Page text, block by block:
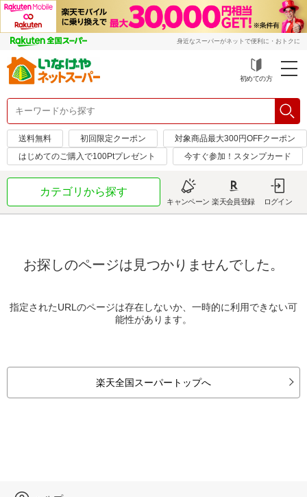
身近なスーパーがネットで便利に・おトクに
初めての方
送料無料 初回限定クーポン
対象商品最大300円OFFクーポン
はじめてのご購入で100Ptプレゼント
今すぐ参加！スタンプカード
カテゴリから探す
キャンペーン 楽天会員登録 ログイン
お探しのページは見つかりませんでした。
指定されたURLのページは存在しないか、一時的に利用できない可
能性があります。
楽天全国スーパートップへ